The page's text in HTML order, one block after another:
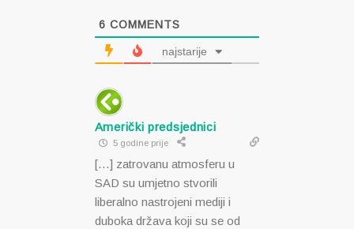
6 COMMENTS
najstarije
Američki predsjednici
5 godine prije
[…] zatrovanu atmosferu u
SAD su umjetno stvorili
liberalno nastrojeni mediji i
duboka država koji su se od